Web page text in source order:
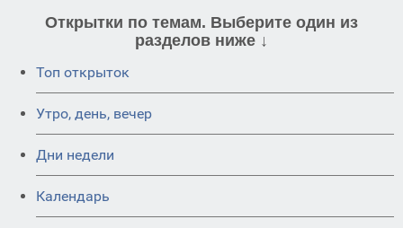
Открытки по темам. Выберите один из
разделов ниже ↓
Топ открыток
Утро, день, вечер
Дни недели
Календарь